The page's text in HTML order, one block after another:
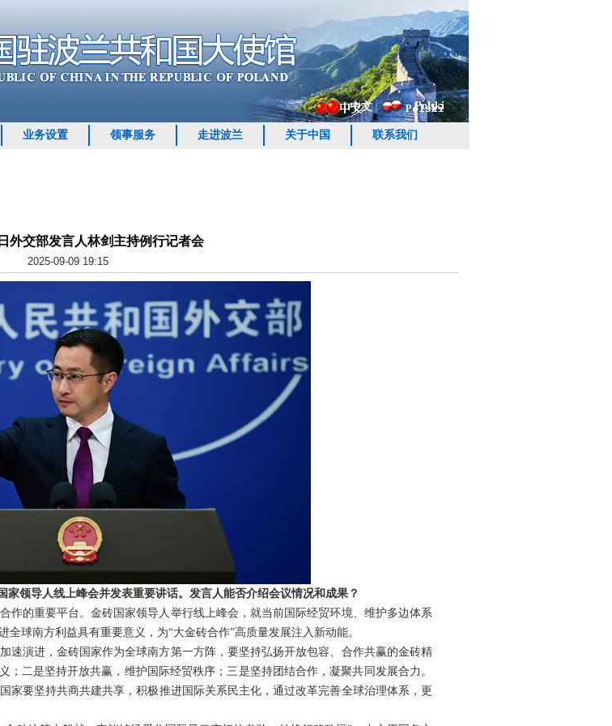
中文 Polski
业务设置 领事服务 走进波兰 关于中国 联系我们
外交部发言人林剑主持例行记者会
2025-09-09 19:15
领导人线上峰会并发表重要讲话。发言人能否介绍会议情况和成果？
作的重要平台。金砖国家领导人举行线上峰会，就当前国际经贸环境、维护多边体系
球南方利益具有重要意义，为“大金砖合作”高质量发展注入新动能。
速演进，金砖国家作为全球南方第一方阵，要坚持弘扬开放包容、合作共赢的金砖精
二是坚持开放共赢，维护国际经贸秩序；三是坚持团结合作，凝聚共同发展合力。
家要坚持共商共建共享，积极推进国际关系民主化，通过改革完善全球治理体系，更